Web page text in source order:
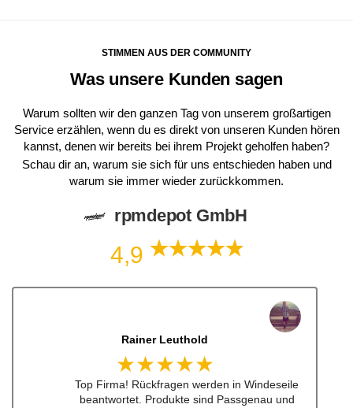
STIMMEN AUS DER COMMUNITY
Was unsere Kunden sagen
Warum sollten wir den ganzen Tag von unserem großartigen
Service erzählen, wenn du es direkt von unseren Kunden hören
kannst, denen wir bereits bei ihrem Projekt geholfen haben?
Schau dir an, warum sie sich für uns entschieden haben und
warum sie immer wieder zurückkommen.
rpmdepot GmbH
4,9
Dennis Lorenz (Inch)
★★★★★
Schneller Versandt, Top Qualität immerwieder
gerne bei euch #w201Commumity